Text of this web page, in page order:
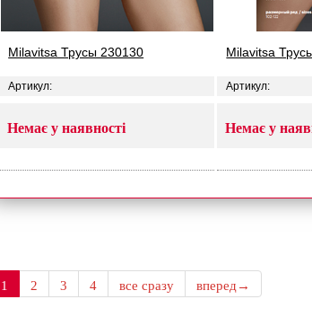
Milavitsa Трусы 230130
Артикул:
Немає у наявності
Milavitsa
Артикул:
Немає у
1 2 3 4 все сразу вперед→